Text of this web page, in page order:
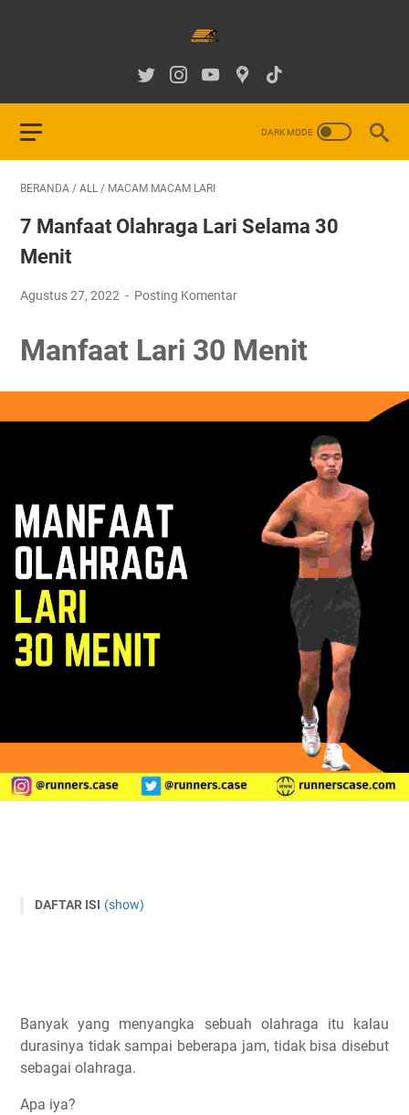
BERANDA / ALL / MACAM MACAM LARI
7 Manfaat Olahraga Lari Selama 30
Menit
Agustus 27, 2022 Posting Komentar
Manfaat Lari 30 Menit
DAFTAR ISI (show)
Membakar Lemak
Mood Terasa Lebih Baik
Banyak yang menyangka sebuah olahraga itu kalau
durasinya tidak sampai beberapa jam, tidak bisa disebut
sebagai olahraga.
Apa iya?